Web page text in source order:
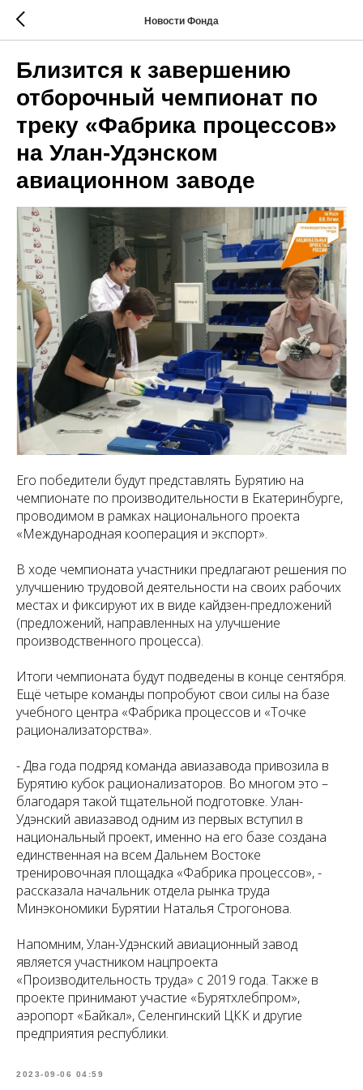
Новости Фонда
Близится к завершению
отборочный чемпионат по
треку «Фабрика процессов»
на Улан-Удэнском
авиационном заводе
Его победители будут представлять Бурятию на
чемпионате по производительности в Екатеринбурге,
проводимом в рамках национального проекта
«Международная кооперация и экспорт».
В ходе чемпионата участники предлагают решения по
улучшению трудовой деятельности на своих рабочих
местах и фиксируют их в виде кайдзен-предложений
(предложений, направленных на улучшение
производственного процесса).
Итоги чемпионата будут подведены в конце сентября.
Ещё четыре команды попробуют свои силы на базе
учебного центра «Фабрика процессов и «Точке
рационализаторства».
- Два года подряд команда авиазавода привозила в
Бурятию кубок рационализаторов. Во многом это –
благодаря такой тщательной подготовке. Улан-
Удэнский авиазавод одним из первых вступил в
национальный проект, именно на его базе создана
единственная на всем Дальнем Востоке
тренировочная площадка «Фабрика процессов», -
рассказала начальник отдела рынка труда
Минэкономики Бурятии Наталья Строгонова.
Напомним, Улан-Удэнский авиационный завод
является участником нацпроекта
«Производительность труда» с 2019 года. Также в
проекте принимают участие «Бурятхлебпром»,
аэропорт «Байкал», Селенгинский ЦКК и другие
предприятия республики.
2023-09-06 04:59